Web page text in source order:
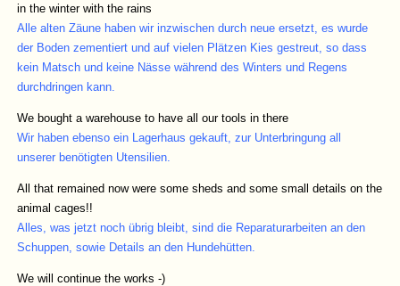
in the winter with the rains
Alle alten Zäune haben wir inzwischen durch neue ersetzt, es wurde
der Boden zementiert und auf vielen Plätzen Kies gestreut, so dass
kein Matsch und keine Nässe während des Winters und Regens
durchdringen kann.
We bought a warehouse to have all our tools in there
Wir haben ebenso ein Lagerhaus gekauft, zur Unterbringung all
unserer benötigten Utensilien.
All that remained now were some sheds and some small details on the
animal cages!!
Alles, was jetzt noch übrig bleibt, sind die Reparaturarbeiten an den
Schuppen, sowie Details an den Hundehütten.
We will continue the works -)